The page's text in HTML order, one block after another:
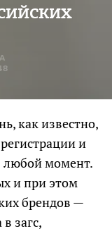
как известно,
и
любой момент.
и при этом
брендов —
загс,